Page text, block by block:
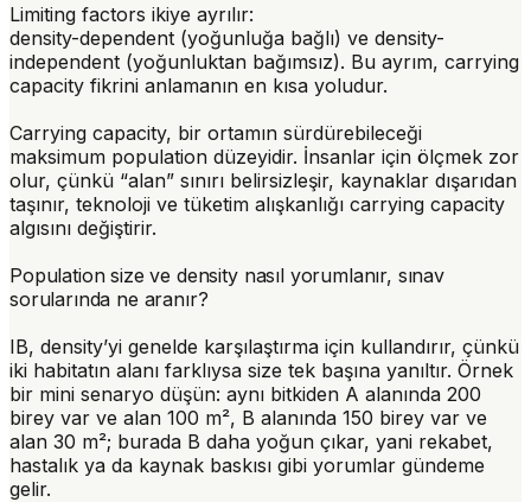
Limiting factors ikiye ayrılır:
density-dependent (yoğunluğa bağlı) ve density-
independent (yoğunluktan bağımsız). Bu ayrım, carrying
capacity fikrini anlamanın en kısa yoludur.
Carrying capacity, bir ortamın sürdürebileceği
maksimum population düzeyidir. İnsanlar için ölçmek zor
olur, çünkü “alan” sınırı belirsizleşir, kaynaklar dışarıdan
taşınır, teknoloji ve tüketim alışkanlığı carrying capacity
algısını değiştirir.
Population size ve density nasıl yorumlanır, sınav
sorularında ne aranır?
IB, density’yi genelde karşılaştırma için kullandırır, çünkü
iki habitatın alanı farklıysa size tek başına yanıltır. Örnek
bir mini senaryo düşün: aynı bitkiden A alanında 200
birey var ve alan 100 m², B alanında 150 birey var ve
alan 30 m²; burada B daha yoğun çıkar, yani rekabet,
hastalık ya da kaynak baskısı gibi yorumlar gündeme
gelir.